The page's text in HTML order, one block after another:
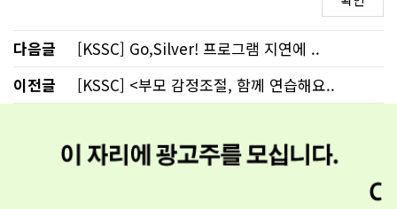
다음글
[KSSC] Go,Silver! 프로그램 지연에 ..
이전글
[KSSC] <부모 감정조절, 함께 연습해요..